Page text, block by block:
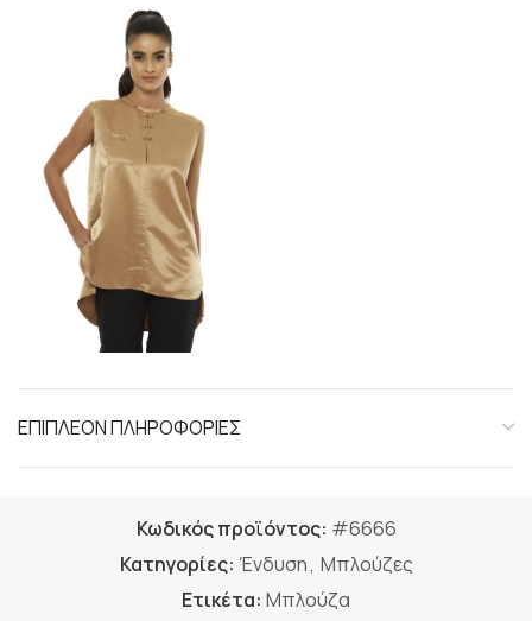
ΕΠΙΠΛΕΟΝ ΠΛΗΡΟΦΟΡΙΕΣ
Κωδικός προϊόντος: #6666
Κατηγορίες: Ένδυση, Μπλούζες
Ετικέτα: Μπλούζα